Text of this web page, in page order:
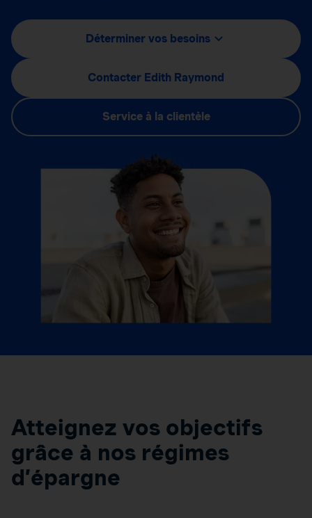
Déterminer vos besoins
Contacter Edith Raymond
Service à la clientèle
Atteignez vos objectifs
grâce à nos régimes
d’épargne